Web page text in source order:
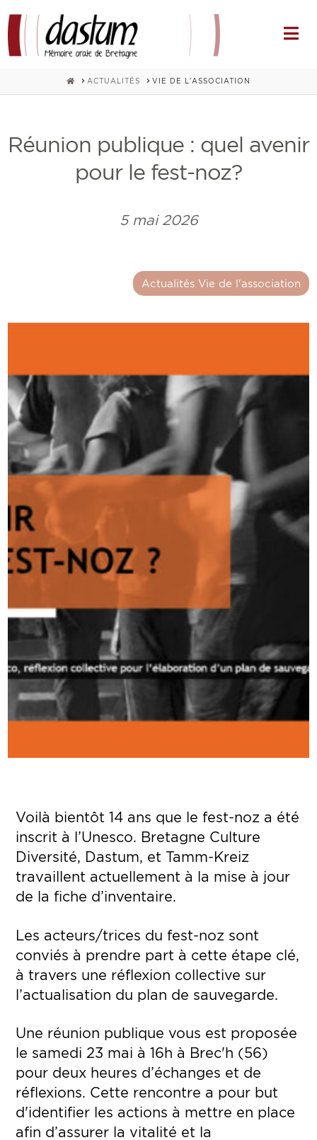
HOME
ACTUALITÉS VIE DE L'ASSOCIATION
Réunion publique : quel avenir
pour le fest-noz?
5 mai 2026
Actualités Vie de l'association
Voilà bientôt 14 ans que le fest-noz a été
inscrit à l’Unesco. Bretagne Culture
Diversité, Dastum, et Tamm-Kreiz
travaillent actuellement à la mise à jour
de la fiche d’inventaire.
Les acteurs/trices du fest-noz sont
conviés à prendre part à cette étape clé,
à travers une réflexion collective sur
l’actualisation du plan de sauvegarde.
Une réunion publique vous est proposée
le samedi 23 mai à 16h à Brec'h (56)
pour deux heures d’échanges et de
réflexions. Cette rencontre a pour but
d'identifier les actions à mettre en place
afin d’assurer la vitalité et la